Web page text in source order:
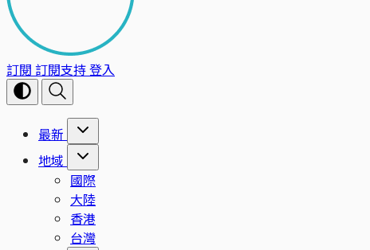
訂閱 訂閱支持登入
最新
地域
國際
大陸
香港
台灣